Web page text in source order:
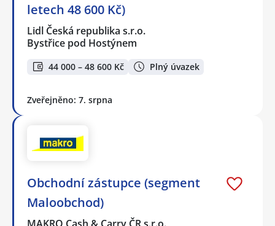
letech 48 600 Kč)
Lidl Česká republika s.r.o.
Bystřice pod Hostýnem
44 000 – 48 600 Kč Plný úvazek
Zveřejněno: 7. srpna
Obchodní zástupce (segment
Maloobchod)
MAKRO Cash & Carry ČR s.r.o.